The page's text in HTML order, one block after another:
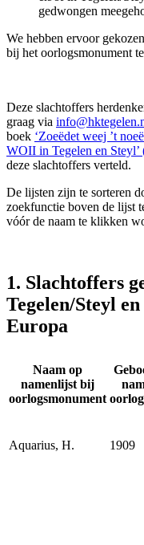
gedwongen
We hebben ervoor
bij het oorlogsmonument
Deze slachtoffers
graag via
boek ‘Zoeëdet weej ’t
WOII in Tegelen en Steyl’
deze slachtoffers verteld.
De lijsten zijn te sorteren
zoekfunctie boven de lijst
vóór de naam te klikken
1. Slachtoffers
Tegelen/Steyl
Europa
Naam op
namenlijst bij
oorlogsmonument
Aquarius, H. 1909